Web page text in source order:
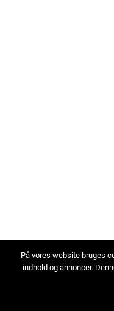
På vores website bruges
indhold og annoncer.